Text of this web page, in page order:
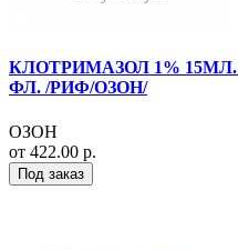
КЛОТРИМАЗОЛ 1%
ФЛ. /РИФ/ОЗОН/
ОЗОН
от 422.00 р.
Под заказ